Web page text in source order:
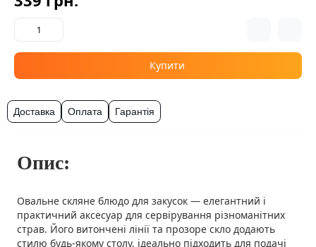
Купити
Доставка Оплата Гарантія
Опис:
Овальне скляне блюдо для закусок — елегантний і
практичний аксесуар для сервірування різноманітних
страв. Його витончені лінії та прозоре скло додають
стилю будь-якому столу, ідеально підходить для подачі